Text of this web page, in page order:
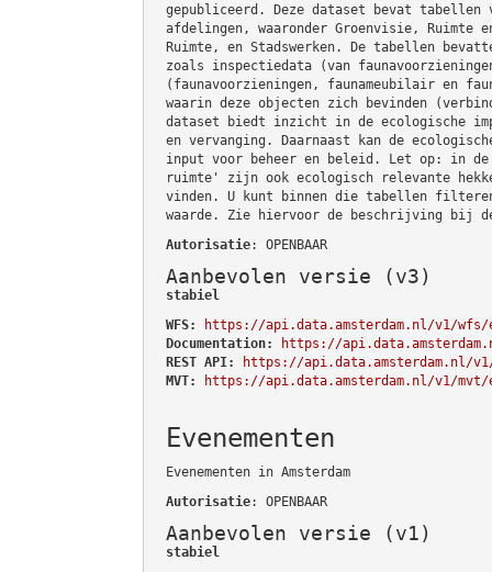
gepubliceerd. Deze dataset bevat tabellen
afdelingen, waaronder Groenvisie, Ruimte
Ruimte, en Stadswerken. De tabellen
zoals inspectiedata (van
(faunavoorzieningen, faunameubilair en
waarin deze objecten zich bevinden
dataset biedt inzicht in de ecologische
en vervanging. Daarnaast kan de
input voor beheer en beleid. Let op: in de
ruimte' zijn ook ecologisch relevante
vinden. U kunt binnen die tabellen
waarde. Zie hiervoor de beschrijving bij
Autorisatie: OPENBAAR
Aanbevolen versie (v3)
stabiel
WFS:
https://api.data.amsterdam.nl/v1/wfs/
Documentation:
https://
REST API:
https://api.data.amsterdam.nl/
MVT:
https://api.data.amsterdam.nl/v1/mvt/
Evenementen
Evenementen in Amsterdam
Autorisatie: OPENBAAR
Aanbevolen versie (v1)
stabiel